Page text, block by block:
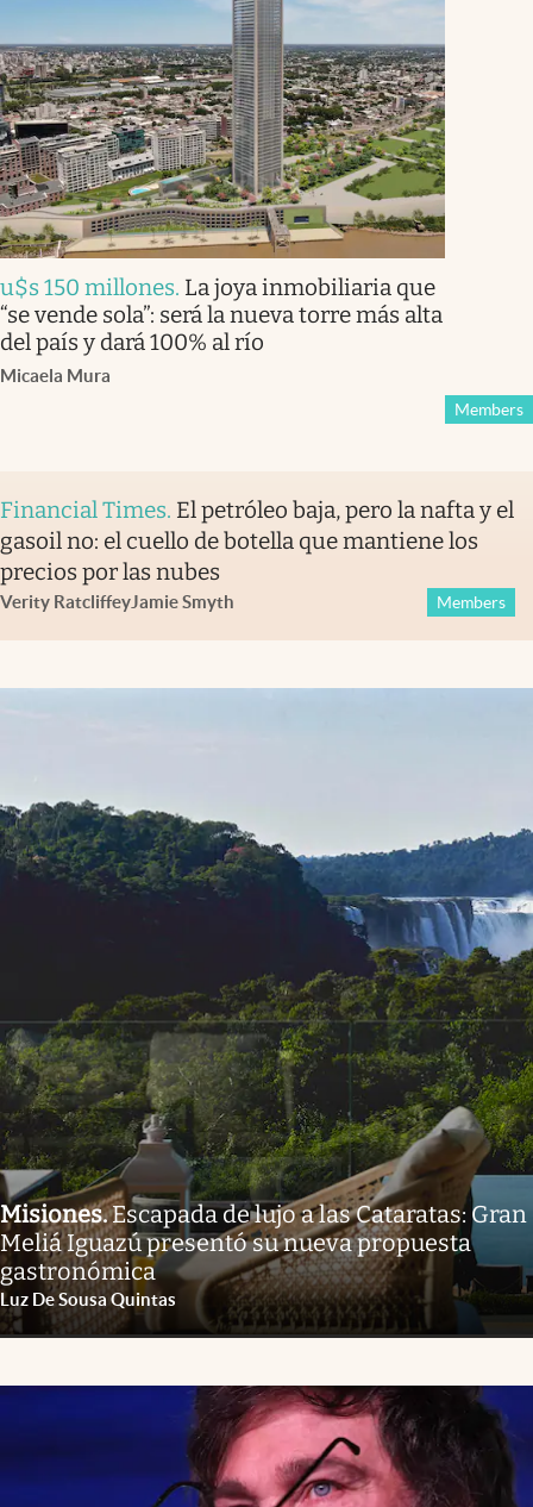
u$s 150 millones. La joya inmobiliaria que
“se vende sola”: será la nueva torre más alta
del país y dará 100% al río
Micaela Mura
Members
Financial Times. El petróleo baja, pero la nafta y el
gasoil no: el cuello de botella que mantiene los
precios por las nubes
Verity RatcliffeyJamie Smyth Members
Misiones.Escapada de lujo a las Cataratas: Gran
Meliá Iguazú presentó su nueva propuesta
gastronómica
Luz De Sousa Quintas